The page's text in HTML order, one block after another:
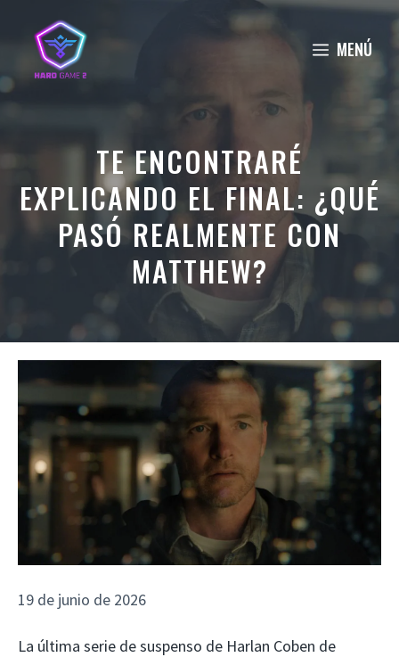
contenido
MENÚ
TE ENCONTRARÉ
EXPLICANDO EL FINAL: ¿QUÉ
PASÓ REALMENTE CON
MATTHEW?
19 de junio de 2026
La última serie de suspenso de Harlan Coben de